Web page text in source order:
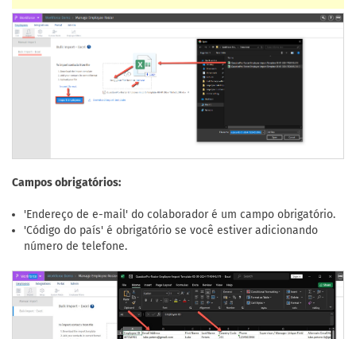
Campos obrigatórios:
'Endereço de e-mail' do colaborador é um campo obrigatório.
'Código do país' é obrigatório se você estiver adicionando
número de telefone.